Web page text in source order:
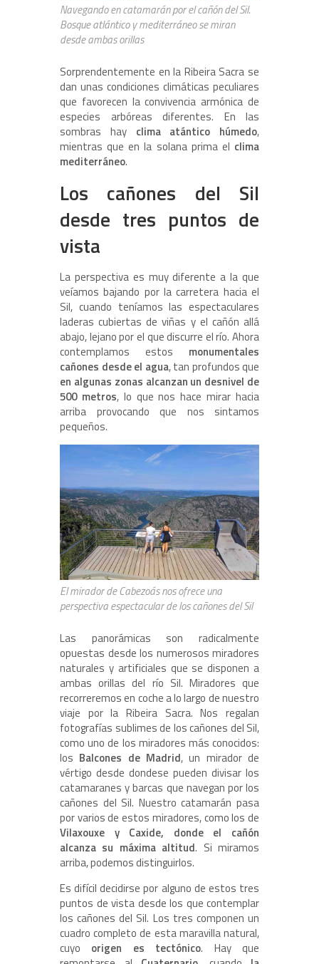
Navegando en catamarán por el cañón del Sil.
Bosque atlántico y mediterráneo se miran
desde ambas orillas
Sorprendentemente en la Ribeira Sacra se
dan unas condiciones climáticas peculiares
que favorecen la convivencia armónica de
especies arbóreas diferentes. En las
sombras hay clima atántico húmedo,
mientras que en la solana prima el clima
mediterráneo.
Los cañones del Sil
desde tres puntos de
vista
La perspectiva es muy diferente a la que
veíamos bajando por la carretera hacia el
Sil, cuando teníamos las espectaculares
laderas cubiertas de viñas y el cañón allá
abajo, lejano por el que discurre el río. Ahora
contemplamos estos monumentales
cañones desde el agua, tan profundos que
en algunas zonas alcanzan un desnivel de
500 metros, lo que nos hace mirar hacia
arriba provocando que nos sintamos
pequeños.
El mirador de Cabezoás nos ofrece una
perspectiva espectacular de los cañones del Sil
Las panorámicas son radicalmente
opuestas desde los numerosos miradores
naturales y artificiales que se disponen a
ambas orillas del río Sil. Miradores que
recorreremos en coche a lo largo de nuestro
viaje por la Ribeira Sacra. Nos regalan
fotografías sublimes de los cañones del Sil,
como uno de los miradores más conocidos:
los Balcones de Madrid, un mirador de
vértigo desde dondese pueden divisar los
catamaranes y barcas que navegan por los
cañones del Sil. Nuestro catamarán pasa
por varios de estos miradores, como los de
Vilaxouxe y Caxide, donde el cañón
alcanza su máxima altitud. Si miramos
arriba, podemos distinguirlos.
Es difícil decidirse por alguno de estos tres
puntos de vista desde los que contemplar
los cañones del Sil. Los tres componen un
cuadro completo de esta maravilla natural,
cuyo origen es tectónico. Hay que